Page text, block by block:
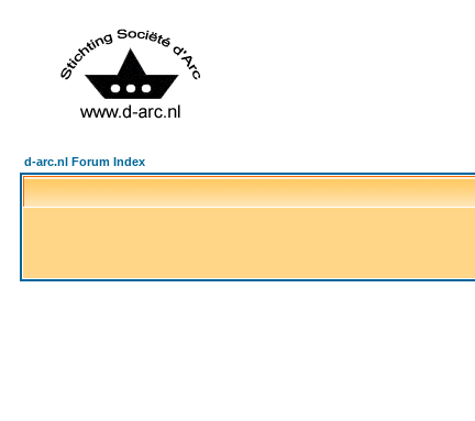
d-arc.nl Forum Index